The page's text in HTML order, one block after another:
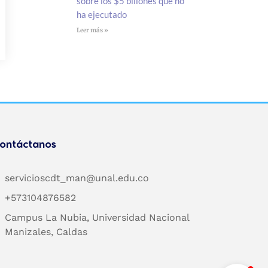
ha ejecutado
Leer más »
servicioscdt_man@unal.edu.co
+573104876582
Campus La Nubia, Universidad Nacional
Manizales, Caldas